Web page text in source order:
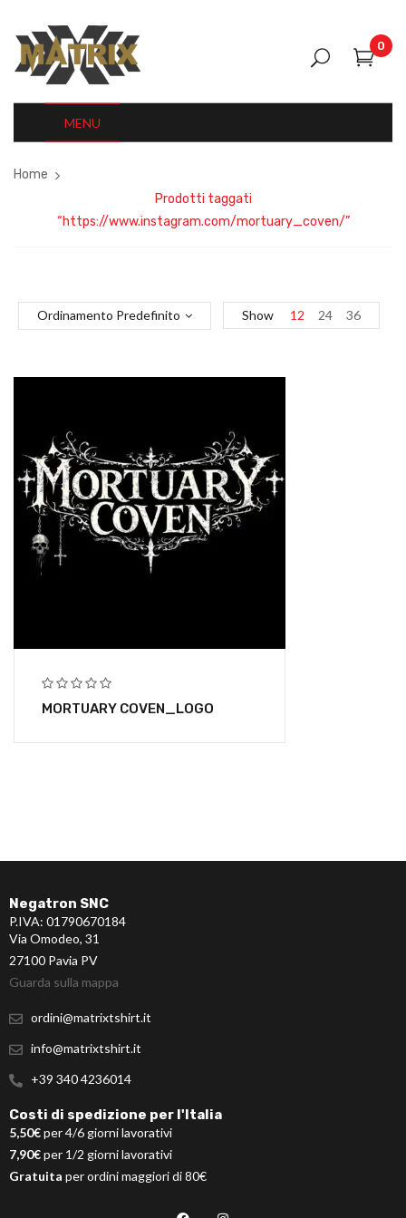
0
MENU
Home
Prodotti taggati
“https://www.instagram.com/mortuary_coven/”
Ordinamento Predefinito Show 12 24 36
MORTUARY COVEN_LOGO
Negatron SNC
P.IVA: 01790670184
Via Omodeo, 31
27100 Pavia PV
Guarda sulla mappa
ordini@matrixtshirt.it
info@matrixtshirt.it
+39 340 4236014
Costi di spedizione per l'Italia
5,50€per 4/6 giorni lavorativi
7,90€per 1/2 giorni lavorativi
Gratuita per ordini maggiori di 80€